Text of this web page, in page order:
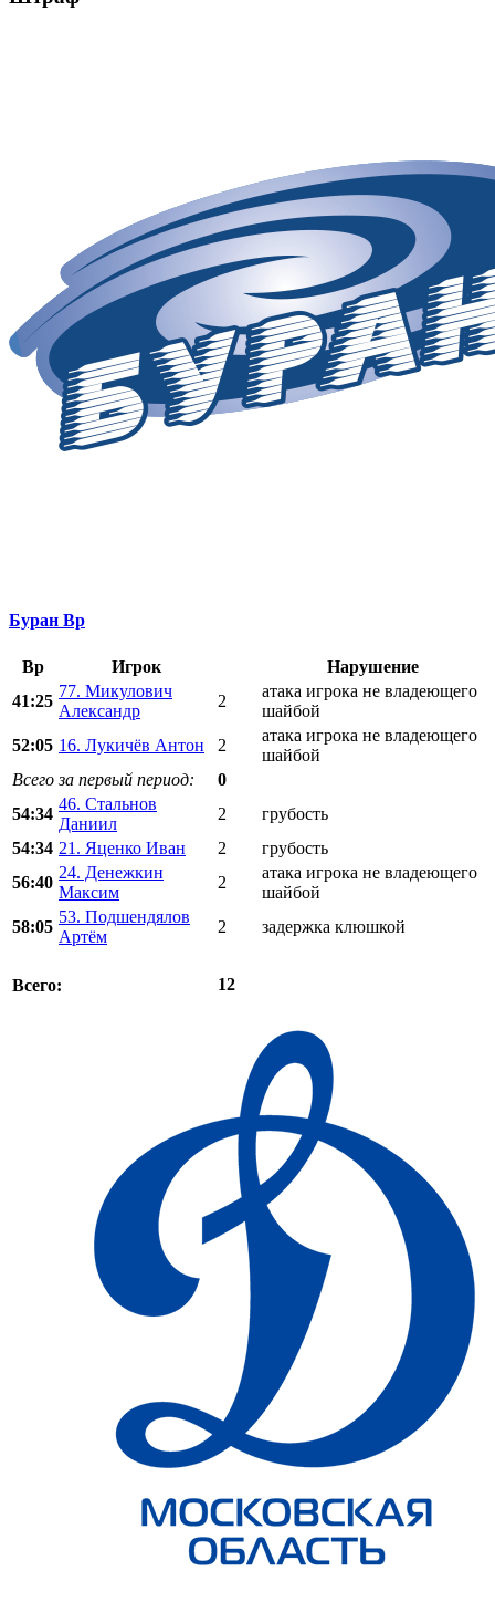
Буран Вр
Вр Игрок
Нарушение
41:25
77. Микулович
Александр
2
атака игрока не владеющего
шайбой
52:05 16. Лукичёв Антон 2
атака игрока не владеющего
шайбой
Всего за первый период:
0
54:34
46. Стальнов
Даниил
2
грубость
54:34 21. Яценко Иван 2
грубость
56:40
24. Денежкин
Максим
2
атака игрока не владеющего
шайбой
58:05
53. Подшендялов
Артём
2 задержка клюшкой
Всего: 12